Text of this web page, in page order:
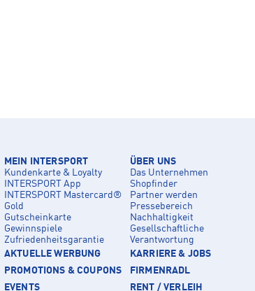
MEIN INTERSPORT
Kundenkarte & Loyalty
INTERSPORT App
INTERSPORT Mastercard®
Gold
Gutscheinkarte
Gewinnspiele
Zufriedenheitsgarantie
AKTUELLE WERBUNG
PROMOTIONS & COUPONS
EVENTS
ÜBER UNS
Das Unternehmen
Shopfinder
Partner werden
Pressebereich
Nachhaltigkeit
Gesellschaftliche
Verantwortung
KARRIERE & JOBS
FIRMENRADL
RENT / VERLEIH